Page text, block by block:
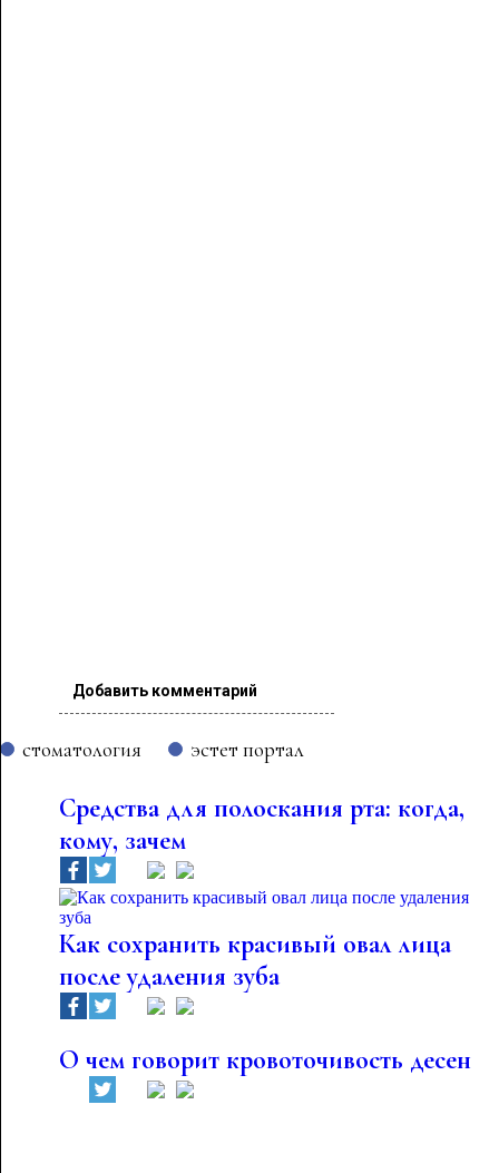
Добавить комментарий
стоматология эстет портал
Средства для полоскания рта: когда,
кому, зачем
Как сохранить красивый овал лица
после удаления зуба
О чем говорит кровоточивость десен